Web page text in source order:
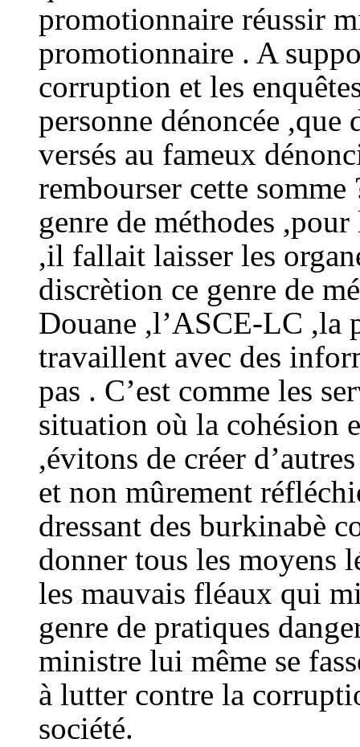
promotionnaire réussir
promotionnaire . A
corruption et les
personne dénoncée
versés au fameux
rembourser cette
genre de méthodes
,il fallait laisser les
discrètion ce genre de
Douane ,l’ASCE-LC ,la
travaillent avec des
pas . C’est comme les
situation où la cohésion
,évitons de créer
et non mûrement
dressant des burkinabè
donner tous les moyens
les mauvais fléaux qui
genre de pratiques
ministre lui même se
à lutter contre la
société.